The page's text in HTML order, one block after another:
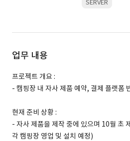
SERVER
업무 내용
프로젝트 개요 :
- 캠핑장 내 자사 제품 예약, 결제 플랫폼
현재 준비 상황 :
- 자사 제품을 제작 중에 있으며 10월 초
각 캠핑장 영업 및 설치 예정)